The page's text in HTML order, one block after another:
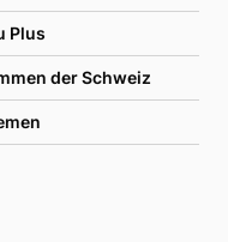
Plus
der Schweiz